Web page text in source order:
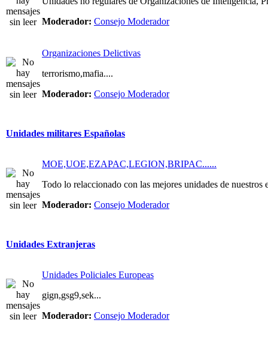
Moderador: Consejo Moderador
Organizaciones Delictivas
terrorismo,mafia....
Moderador: Consejo Moderador
Unidades militares Españolas
MOE,UOE,EZAPAC,LEGION,BRIPAC......
Todo lo relaccionado con las mejores unidades de nuestros
Moderador: Consejo Moderador
Unidades Extranjeras
Unidades Policiales Europeas
gign,gsg9,sek...
Moderador: Consejo Moderador